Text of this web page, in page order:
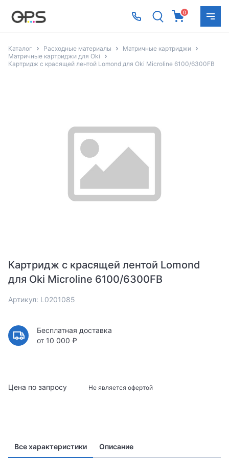
0
Каталог Расходные материалы
Матричные картриджи
Матричные картриджи для Oki
Картридж с красящей лентой Lomond для Oki Microline 6100/6300FB
Картридж с красящей лентой Lomond
для Oki Microline 6100/6300FB
Артикул: L0201085
Бесплатная доставка
от 10 000 ₽
Цена по запросу Не является офертой
Все характеристики Описание